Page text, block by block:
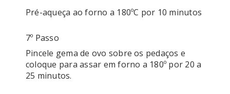
Pré-aqueça ao forno a 180ºC por 10 minutos
7º Passo
Pincele gema de ovo sobre os pedaços e
coloque para assar em forno a 180º por 20 a
25 minutos.